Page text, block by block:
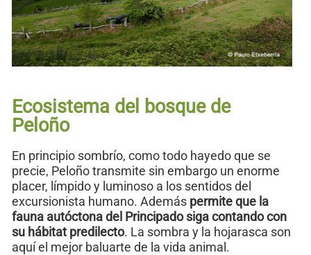
Ecosistema del bosque de
Peloño
En principio sombrío, como todo hayedo que se
precie, Peloño transmite sin embargo un enorme
placer, límpido y luminoso a los sentidos del
excursionista humano. Además permite que la
fauna autóctona del Principado siga contando con
su hábitat predilecto. La sombra y la hojarasca son
aquí el mejor baluarte de la vida animal.